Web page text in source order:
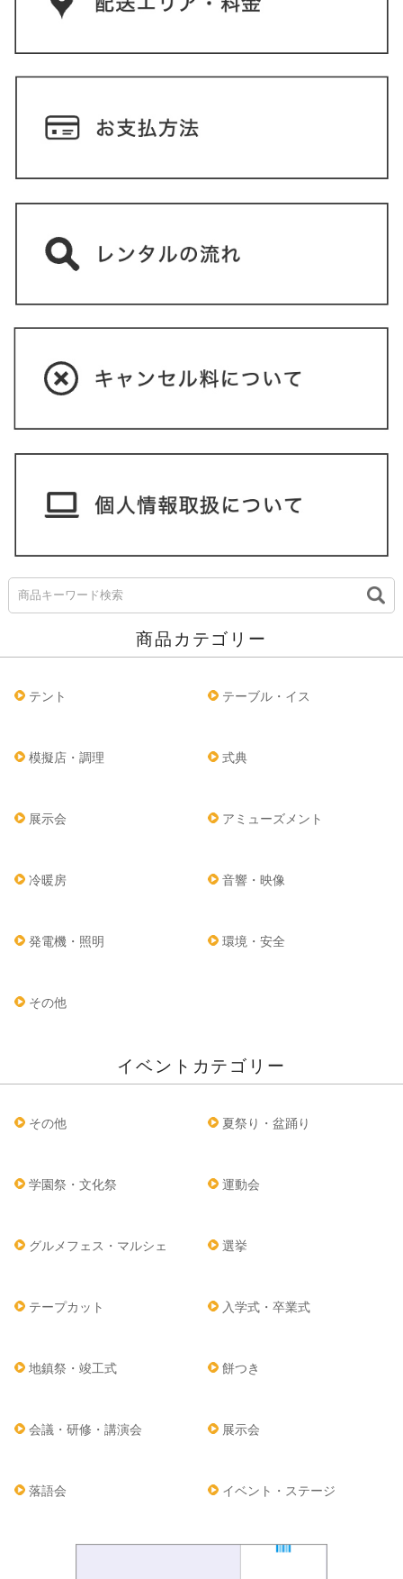
商品カテゴリー
テント テーブル・イス
模擬店・調理 式典
展示会 アミューズメント
冷暖房 音響・映像
発電機・照明 環境・安全
その他
イベントカテゴリー
その他 夏祭り・盆踊り
学園祭・文化祭 運動会
グルメフェス・マルシェ 選挙
テープカット 入学式・卒業式
地鎮祭・竣工式 餅つき
会議・研修・講演会 展示会
落語会 イベント・ステージ